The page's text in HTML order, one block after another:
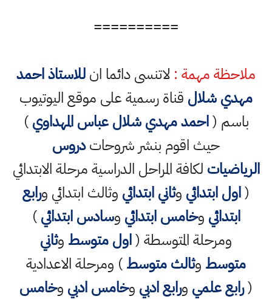
==========
ملاحظة مهمة : لاتنسى دائما انللاستاذ احمد
مهدي شلال قناة رسمية على موقع اليوتيوب
باسم (احمد مهدي شلال عباس المهداوي)
حيث اقوم بنشر شروحاتدروس
الرياضيات لكافة المراحل الدراسية مرحلة الابتدائي
(اول ابتدائي وثاني ابتدائي وثالث ابتدائي ورابع
ابتدائي وخامس ابتدائي وسادس ابتدائي)
ومرحلة المتوسطة (اول متوسط وثاني
متوسط وثالث متوسط) ومرحلة الاعدادية
(رابع علمي ورابع ادبي وخامس ادبي وخامس